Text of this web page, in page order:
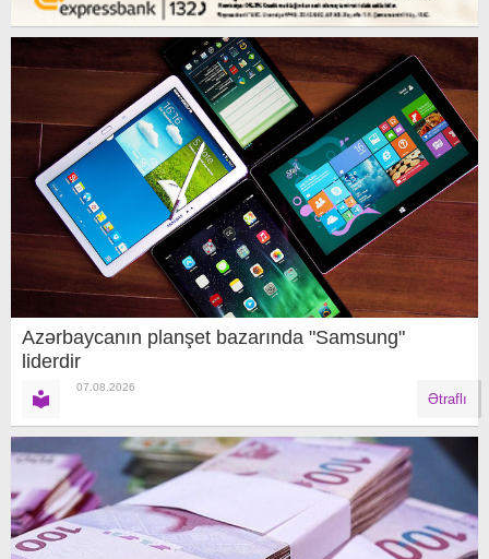
Azərbaycanın planşet bazarında "Samsung"
liderdir
07.08.2026
Ətraflı